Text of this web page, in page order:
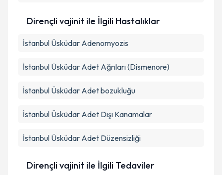
Dirençli vajinit ile İlgili Hastalıklar
İstanbul Üsküdar Adenomyozis
İstanbul Üsküdar Adet Ağrıları (Dismenore)
İstanbul Üsküdar Adet bozukluğu
İstanbul Üsküdar Adet Dışı Kanamalar
İstanbul Üsküdar Adet Düzensizliği
Dirençli vajinit ile İlgili Tedaviler